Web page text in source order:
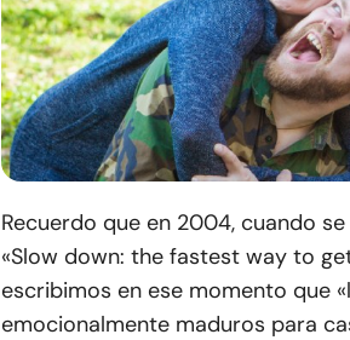
Recuerdo que en 2004, cuando
«Slow down: the fastest way to
escribimos en ese momento que
emocionalmente maduros para